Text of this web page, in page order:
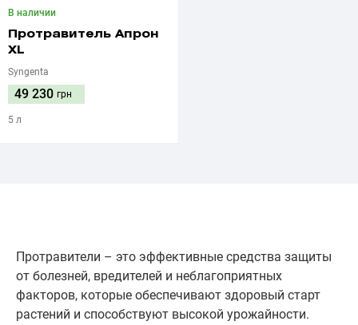
В наличии
Протравитель Апрон
XL
Syngenta
49 230 грн
5 л
Протравители – это эффективные средства защиты
от болезней, вредителей и неблагоприятных
факторов, которые обеспечивают здоровый старт
растений и способствуют высокой урожайности.